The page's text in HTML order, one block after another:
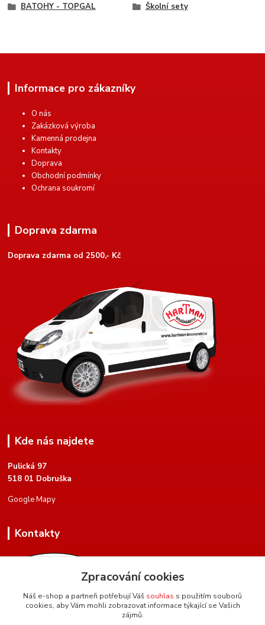
BATOHY - TOPGAL Školní sety
Informace pro zákazníky
O nás
Zakázková výroba
Kamenná prodejna
Kontakty
Doprava
Obchodní podmínky
Ochrana soukromí
Doprava zdarma
Doprava zdarma od 2500,- Kč
Kde nás najdete
Pulická 97
518 01 Dobruška
Google Mapy
Kontakty
+420 604 134 951
Zpracování cookies
Náš e-shop a partneři potřebují Váš souhlas s použitím souborů
cookies, aby Vám mohli zobrazovat informace týkající se Vašich
zájmů.